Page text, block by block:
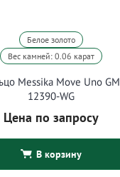
Белое золото
Вес камней: 0.06 карат
Messika Move Uno GM
12390-WG
Цена по запросу
В корзину